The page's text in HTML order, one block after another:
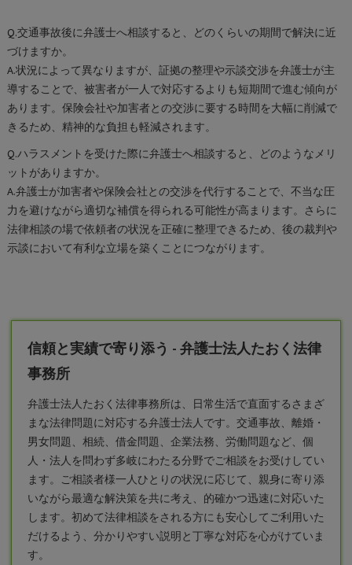
Q.交通事故後に弁護士へ相談すると、どのくらいの期間で解決に近
づけますか。
A.状況によって異なりますが、証拠の整理や示談交渉を弁護士が主
導することで、被害者が一人で対応するよりも短期間で進む傾向が
あります。保険会社や加害者との交渉に要する時間を大幅に削減で
きるため、精神的な負担も軽減されます。
Q.ハラスメントを受けた際に弁護士へ相談すると、どのようなメリ
ットがありますか。
A.弁護士が加害者や保険会社との交渉を代行することで、不当な圧
力を避けながら適切な補償を得られる可能性が高まります。さらに
法律相談の場で依頼者の状況を正確に整理できるため、後の裁判や
示談において有利な立場を築くことにつながります。
信頼と実績で寄り添う - 弁護士法人たおく法律
事務所
弁護士法人たおく法律事務所は、日常生活で直面するさまざ
まな法律問題に対応する弁護士法人です。交通事故、離婚・
男女問題、相続、借金問題、企業法務、労働問題など、個
人・法人を問わず多岐にわたる分野でご相談をお受けしてい
ます。ご相談者様一人ひとりの状況に応じて、親身に寄り添
いながら最適な解決策を共に考え、的確かつ迅速に対応いた
します。初めて法律相談をされる方にも安心してご利用いた
だけるよう、分かりやすい説明と丁寧な対応を心がけていま
す。